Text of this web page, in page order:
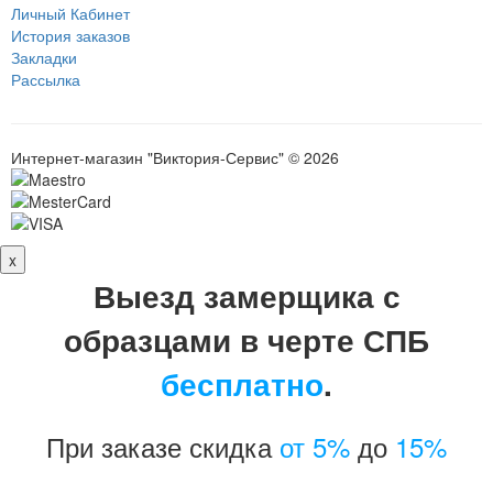
Личный Кабинет
История заказов
Закладки
Рассылка
Интернет-магазин "Виктория-Сервис" © 2026
x
Выезд замерщика с
образцами в черте СПБ
бесплатно.
При заказе скидка от 5% до 15%